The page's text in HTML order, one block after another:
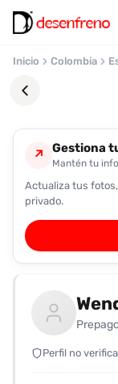
Inicio Colombia
Favoritos
Pronto
podrás
registrarte
guardar
favoritas
para
↗ Gestiona
Mantén tu
Actualiza tus
privado.
Perfil no